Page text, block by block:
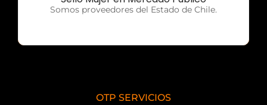
Somos proveedores del Estado de Chile.
OTP SERVICIOS